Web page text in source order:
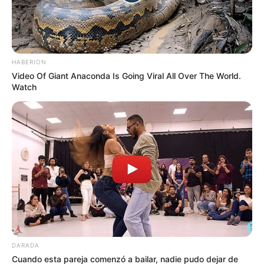
“Previamentese le ha hecho el llamado a los hinchas del
Atlético Bucaramanga y del Atlético Nacional pues de
que no asistan,
porque eso va a generar de alguna u otra
manera en algún momento enfrentamientos, se ha
presentado en otras ciudades donde han ido estos
HABERION
Video Of Giant Anaconda Is Going Viral All Over The World.
Watch
DARADA
Cuando esta pareja comenzó a bailar, nadie pudo dejar de